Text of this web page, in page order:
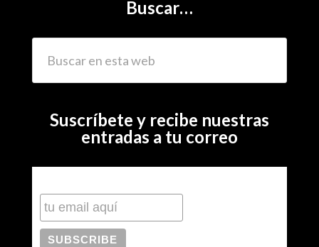
Buscar…
Suscríbete y recibe nuestras
entradas a tu correo